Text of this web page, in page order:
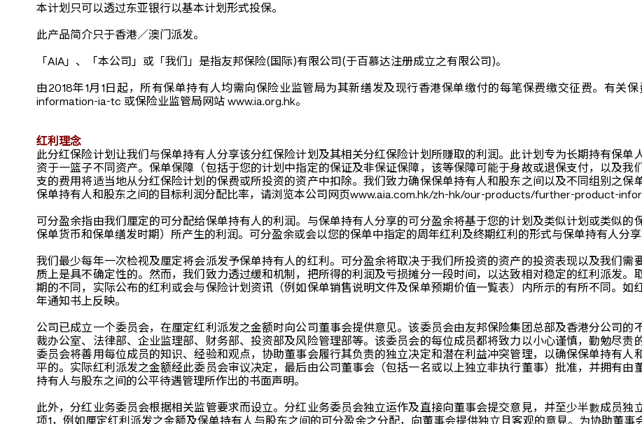
本计划只可以透过东亚银行以基本计划形式投保。
此产品简介只于香港／澳门派发。
「AIA」、「本公司」或「我们」是指友邦保险(国际)有限公司(于百慕达注册成立之有限公司)。
由2018年1月1日起，所有保单持有人均需向保险业监管局为其新缮发及现行香港保单缴付的每笔保费缴交征费。有关
information-ia-tc 或保险业监管局网站 www.ia.org.hk。
红利理念
此分红保险计划让我们与保单持有人分享该分红保险计划及其相关分红保险计划所赚取的利润。此计划专为长期持有保
资于一篮子不同资产。保单保障（包括于您的计划中指定的保证及非保证保障，该等保障可能于身故或退保支付，以及
支的费用将适当地从分红保险计划的保费或所投资的资产中扣除。我们致力确保保单持有人和股东之间以及不同组别之保
保单持有人和股东之间的目标利润分配比率，请浏览本公司网页www.aia.com.hk/zh-hk/our-products/further-product-
可分盈余指由我们厘定的可分配给保单持有人的利润。与保单持有人分享的可分盈余将基于您的计划及类似计划或类似的
保单货币和保单缮发时期）所产生的利润。可分盈余或会以您的保单中指定的周年红利及终期红利的形式与保单持有人分享
我们最少每年一次检视及厘定将会派发予保单持有人的红利。可分盈余将取决于我们所投资的资产的投资表现以及我们需
质上是具不确定性的。然而，我们致力透过缓和机制，把所得的利润及亏损摊分一段时间，以达致相对稳定的红利派发。
期的不同，实际公布的红利或会与保险计划资讯（例如保单销售说明文件及保单预期价值一覧表）内所示的有所不同。如
年通知书上反映。
公司已成立一个委员会，在厘定红利派发之金额时向公司董事会提供意见。该委员会由友邦保险集团总部及香港分公司的
裁办公室、法律部、企业监理部、财务部、投资部及风险管理部等。该委员会的每位成员都将致力以小心谨慎，勤勉尽责
委员会将善用每位成员的知识、经验和观点，协助董事会履行其负责的独立决定和潜在利益冲突管理，以确保保单持有
平的。实际红利派发之金额经此委员会审议决定，最后由公司董事会（包括一名或以上独立非执行董事）批准，并拥有由
持有人与股东之间的公平待遇管理所作出的书面声明。
此外，分红业务委员会根据相关监管要求而设立。分红业务委员会独立运作及直接向董事会提交意見，并至少半數成员